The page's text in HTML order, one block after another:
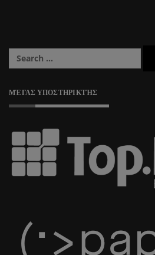
ΜΈΓΑΣ ΥΠΟΣΤΗΡΙΚΤΉΣ